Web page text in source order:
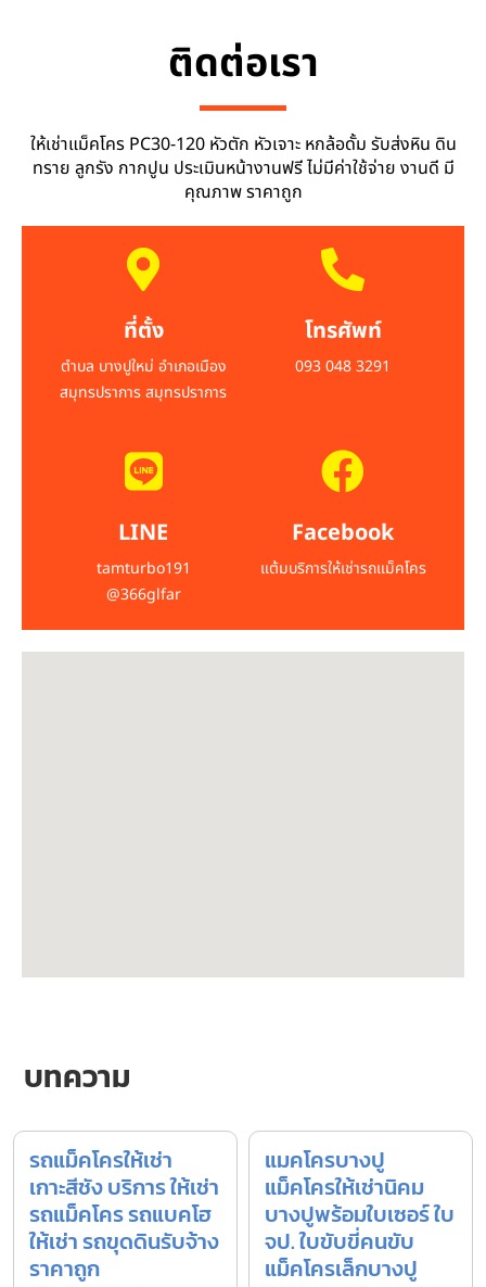
ติดต่อเรา
ให้เช่าแม็คโคร PC30-120 หัวตัก หัวเจาะ หกล้อดั้ม รับส่งหิน ดิน
ทราย ลูกรัง กากปูน ประเมินหน้างานฟรี ไม่มีค่าใช้จ่าย งานดี มี
คุณภาพ ราคาถูก
ที่ตั้ง
ตำบล บางปูใหม่ อำเภอเมือง
สมุทรปราการ สมุทรปราการ
โทรศัพท์
093 048 3291
LINE
tamturbo191
@366glfar
Facebook
แต้มบริการให้เช่ารถแม็คโคร
บทความ
รถแม็คโครให้เช่า
เกาะสีชัง บริการ ให้เช่า
รถแม็คโคร รถแบคโฮ
ให้เช่า รถขุดดินรับจ้าง
ราคาถูก
แมคโครบางปู
แม็คโครให้เช่านิคม
บางปูพร้อมใบเซอร์ ใบ
จป. ใบขับขี่คนขับ
แม็คโครเล็กบางปู